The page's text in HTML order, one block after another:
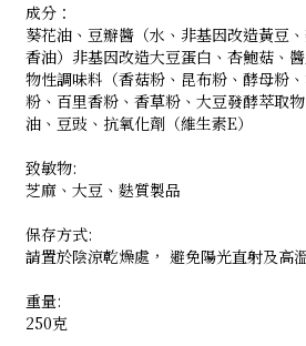
成分：
葵花油、豆瓣醬（水、非基因改造黃豆
香油）非基因改造大豆蛋白、杏鮑菇、
物性調味料（香菇粉、昆布粉、酵母粉
粉、百里香粉、香草粉、大豆發酵萃取
油、豆豉、抗氧化劑（維生素E）
致敏物:
芝麻、大豆、麩質製品
保存方式:
請置於陰涼乾燥處， 避免陽光直射及高
重量:
250克